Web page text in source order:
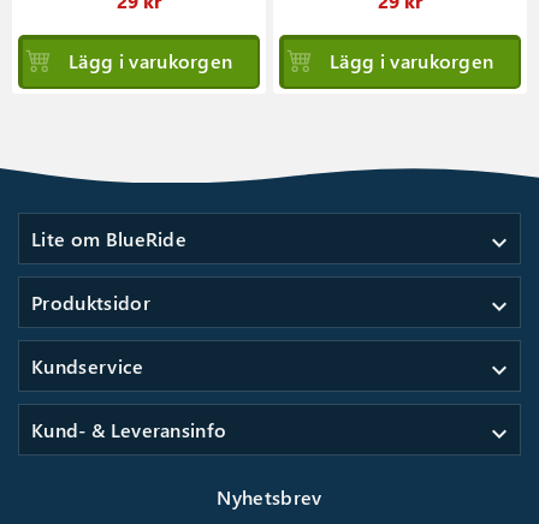
Lägg i varukorgen Lägg i varukorgen
Lite om BlueRide expand_more
Produktsidor expand_more
Kundservice expand_more
Kund- & Leveransinfo expand_more
Nyhetsbrev